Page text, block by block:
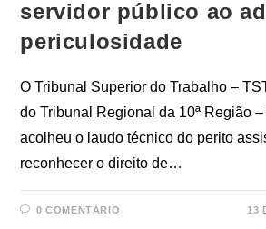
servidor público ao
periculosidade
O Tribunal Superior do Trabalho –
do Tribunal Regional da 10ª Região
acolheu o laudo técnico do perito
reconhecer o direito de…
0 COMENTÁRIO 13